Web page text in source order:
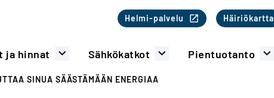
Toinen valikko
Helmi-palvelu Häiriökartta
ja hinnat Sähkökatkot Pientuotanto
SINUA SÄÄSTÄMÄÄN ENERGIAA